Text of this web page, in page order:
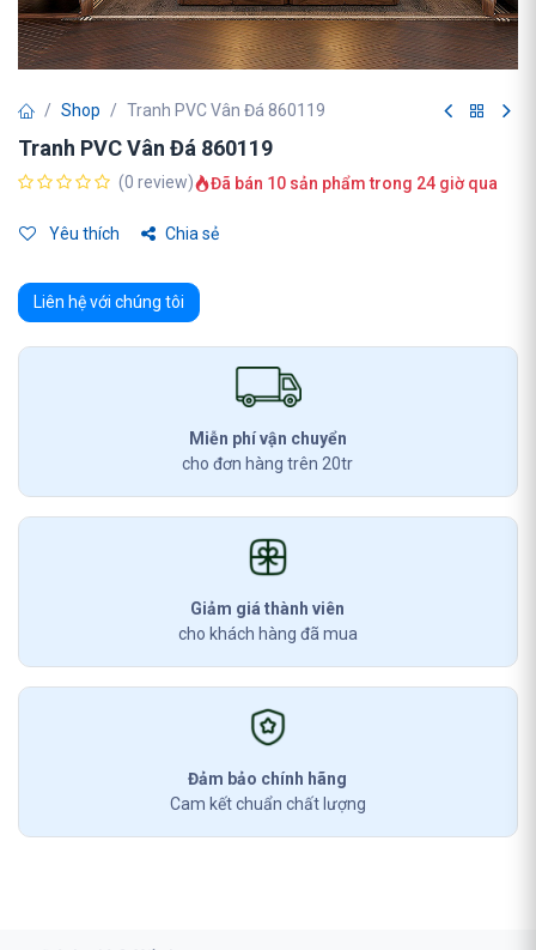
Shop Tranh PVC Vân Đá 860119
Tranh PVC Vân Đá 860119
(0 review) Đã bán 10 sản phẩm trong 24 giờ qua
Yêu thích Chia sẻ
Liên hệ với chúng tôi
Miễn phí vận chuyển
cho đơn hàng trên 20tr
Giảm giá thành viên
cho khách hàng đã mua
Đảm bảo chính hãng
Cam kết chuẩn chất lượng